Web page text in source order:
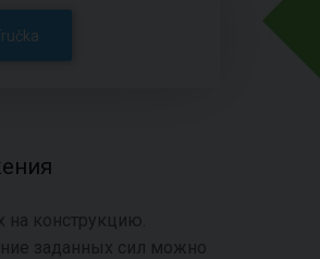
конструкцию.
заданных сил можно